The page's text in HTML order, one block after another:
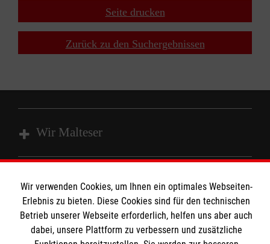
Seite drucken
Zurück zu den Suchergebnissen
Wir Malteser
Das MBZ Westfalen
Spenden
Wir Malteser
Informationen
Downloads
Wir verwenden Cookies, um Ihnen ein optimales Webseiten-
Erlebnis zu bieten. Diese Cookies sind für den technischen
Betrieb unserer Webseite erforderlich, helfen uns aber auch
dabei, unsere Plattform zu verbessern und zusätzliche